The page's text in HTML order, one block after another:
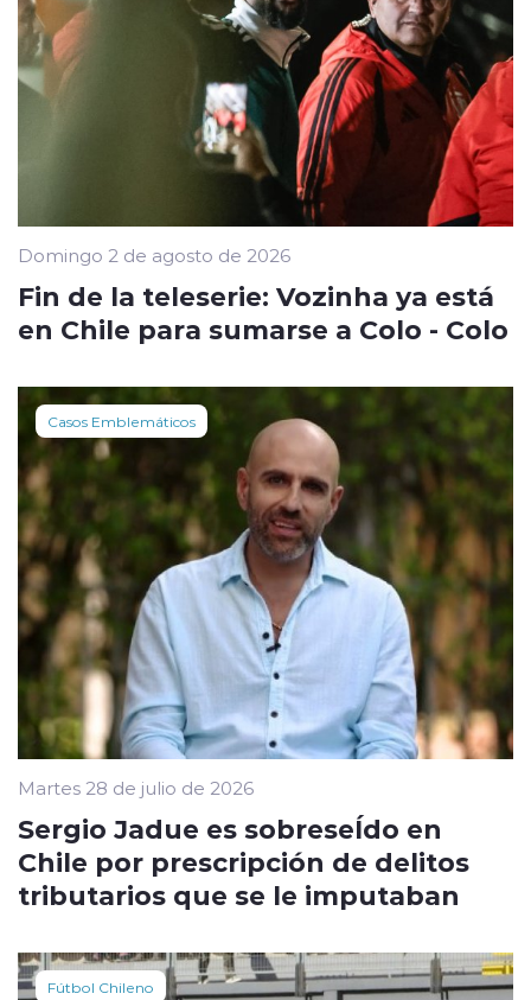
Domingo 2 de agosto de 2026
Fin de la teleserie: Vozinha ya está
en Chile para sumarse a Colo - Colo
Casos Emblemáticos
Martes 28 de julio de 2026
Sergio Jadue es sobreseÍdo en
Chile por prescripción de delitos
tributarios que se le imputaban
Fútbol Chileno